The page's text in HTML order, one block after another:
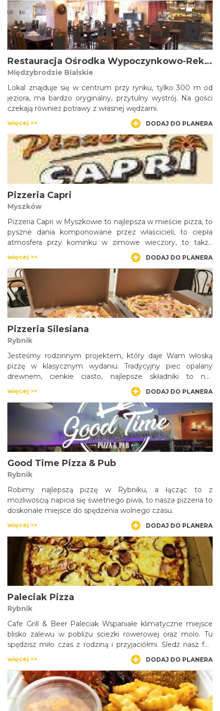
Restauracja Ośrodka Wypoczynkowo-Rekreacyjnego Silesia
Międzybrodzie Bialskie
Lokal znajduje się w centrum przy rynku, tylko 300 m od
jeziora, ma bardzo oryginalny, przytulny wystrój. Na gości
czekają również potrawy z własnej wędzarni.
więcej >> DODAJ DO PLANERA
Pizzeria Capri
Myszków
Pizzeria Capri w Myszkowie to najlepsza w mieście pizza, to
pyszne dania komponowane przez właścicieli, to ciepła
atmosfera przy kominku w zimowe wieczory, to także
pełne wrażeń chwile w trakcie wyświetlanych na dużym
ekranie zawodów sportowych.
więcej >> DODAJ DO PLANERA
Pizzeria Silesiana
Rybnik
Jesteśmy rodzinnym projektem, który daje Wam włoską
pizzę w klasycznym wydaniu. Tradycyjny piec opalany
drewnem, cienkie ciasto, najlepsze składniki to nas
wyróżnia. Zapraszamy do naszej kameralnej pizzerii przy
Rybnickim Deptaku.
więcej >> DODAJ DO PLANERA
Good Time Pizza & Pub
Rybnik
Robimy najlepszą pizzę w Rybniku, a łącząc to z
możliwością napicia się świetnego piwa, to nasza pizzeria to
doskonałe miejsce do spędzenia wolnego czasu.
więcej >> DODAJ DO PLANERA
Paleciak Pizza
Rybnik
Cafe Grill & Beer Paleciak Wspaniałe klimatyczne miejsce
blisko zalewu w poblizu sciezki rowerowej oraz molo. Tu
spędzisz miło czas z rodziną i przyjaciółmi. Śledź nasz fan
page i bądź na bieżąco.
więcej >> DODAJ DO PLANERA